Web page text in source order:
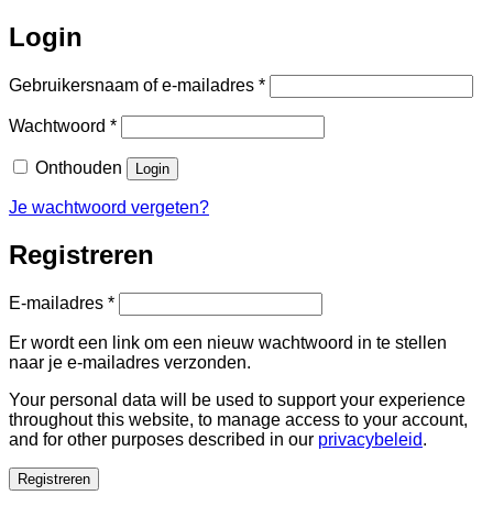
Login
Gebruikersnaam of e-mailadres *Vereist
Wachtwoord *Vereist
Onthouden Login
Je wachtwoord vergeten?
Registreren
E-mailadres *Vereist
Er wordt een link om een nieuw wachtwoord in te stellen
naar je e-mailadres verzonden.
Your personal data will be used to support your experience
throughout this website, to manage access to your account,
and for other purposes described in our privacybeleid.
Registreren